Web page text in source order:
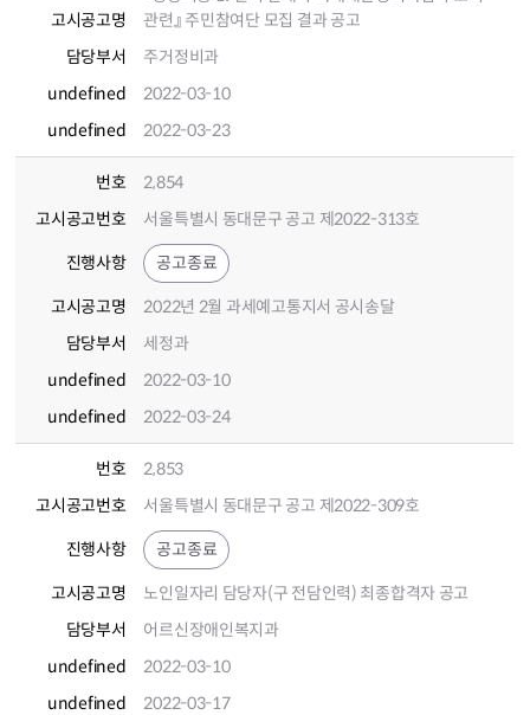
고시공고명
관련』 주민참여단 모집 결과 공고
담당부서
주거정비과
undefined
2022-03-10
undefined
2022-03-23
번호
2,854
고시공고번호
서울특별시 동대문구 공고 제2022-313호
진행사항 공고종료
고시공고명
2022년 2월 과세예고통지서 공시송달
담당부서
세정과
undefined
2022-03-10
undefined
2022-03-24
번호
2,853
고시공고번호
서울특별시 동대문구 공고 제2022-309호
진행사항 공고종료
고시공고명
노인일자리 담당자(구 전담인력) 최종합격자 공고
담당부서
어르신장애인복지과
undefined
2022-03-10
undefined
2022-03-17